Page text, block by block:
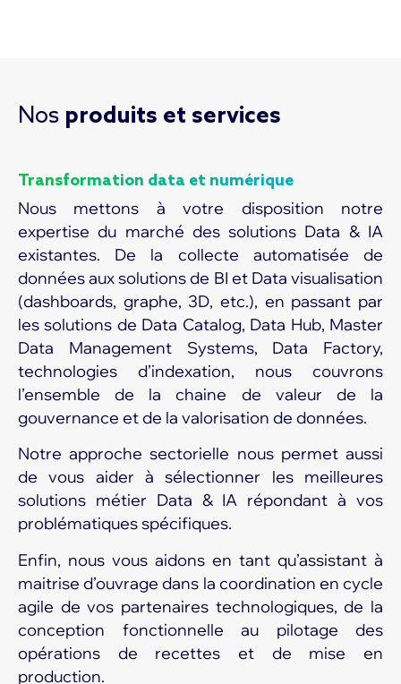
Nos produits et services
Transformation data et numérique
Nous mettons à votre disposition notre
expertise du marché des solutions Data & IA
existantes. De la collecte automatisée de
données aux solutions de BI et Data visualisation
(dashboards, graphe, 3D, etc.), en passant par
les solutions de Data Catalog, Data Hub, Master
Data Management Systems, Data Factory,
technologies d’indexation, nous couvrons
l’ensemble de la chaine de valeur de la
gouvernance et de la valorisation de données.
Notre approche sectorielle nous permet aussi
de vous aider à sélectionner les meilleures
solutions métier Data & IA répondant à vos
problématiques spécifiques.
Enfin, nous vous aidons en tant qu’assistant à
maitrise d’ouvrage dans la coordination en cycle
agile de vos partenaires technologiques, de la
conception fonctionnelle au pilotage des
opérations de recettes et de mise en
production.